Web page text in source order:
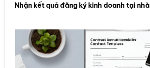
Nhận kết quả đăng ký kinh doanh tại nhà